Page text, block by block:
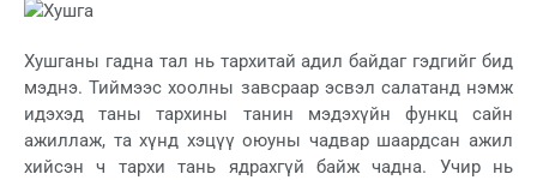
Хушганы гадна тал нь тархитай адил байдаг гэдгийг бид
мэднэ. Тиймээс хоолны завсраар эсвэл салатанд нэмж
идэхэд таны тархины танин мэдэхүйн функц сайн
ажиллаж, та хүнд хэцүү оюуны чадвар шаардсан ажил
хийсэн ч тархи тань ядрахгүй байж чадна. Учир нь